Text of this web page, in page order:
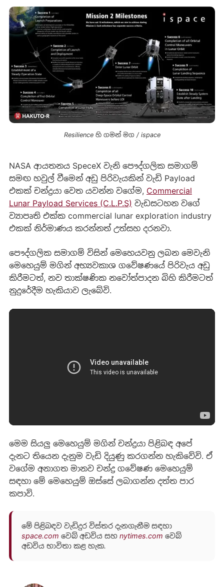
Resilience හි ගමන් මග / ispace
NASA ආයතනය SpeceX වැනි පෞද්ගලික සමාගම්
සමඟ හවුල් වීමෙන් අඩු පිරිවැයකින් වැඩි Payload
එකක් චන්ද්‍රයා වෙත යවන්න වගේම, Commercial
Lunar Payload Services (C.L.P.S) වැඩසටහන වගේ
ව්‍යාපෘති එක්ක commercial lunar exploration industry
එකක් නිර්මාණය කරන්නත් උත්සහ දරනවා.
පෞද්ගලික සමාගම් විසින් මෙහෙයවනු ලබන මෙවැනි
මෙහෙයුම් මගින් අභ්‍යවකාශ ගවේෂණයේ පිරිවැය අඩු
කිරීමටත්, නව තාක්ෂණික නවෝත්පාදන බිහි කිරීමටත්
නුදුරේදීම හැකියාව ලැබේවි.
මෙම සියලු මෙහෙයුම් මගින් චන්ද්‍රයා පිළිබඳ අපේ
දැනට තියෙන දැනුම වැඩි දියුණු කරගන්න හැකිවේවි. ඒ
වගේම අනාගත මානව චන්ද්‍ර ගවේෂණ මෙහෙයුම්
සඳහා මේ මෙහෙයුම් ඔස්සේ ලබාගන්න දත්ත පාර
කපාවි.
මේ පිළිබඳව වැඩිදුර විස්තර දැනගැනීම සඳහා
space.com වෙබ් අඩවිය සහ nytimes.com වෙබ්
අඩවිය භාවිතා කළ හැක.